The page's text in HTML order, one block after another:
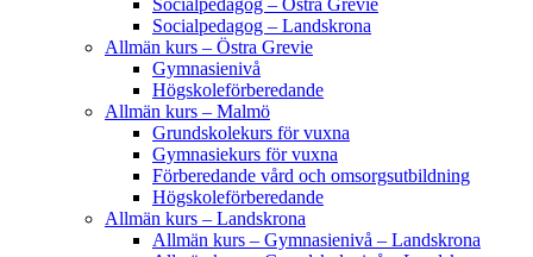
Socialpedagog – Östra Grevie
Socialpedagog – Landskrona
Allmän kurs – Östra Grevie
Gymnasienivå
Högskoleförberedande
Allmän kurs – Malmö
Grundskolekurs för vuxna
Gymnasiekurs för vuxna
Förberedande vård och omsorgsutbildning
Högskoleförberedande
Allmän kurs – Landskrona
Allmän kurs – Gymnasienivå – Landskrona